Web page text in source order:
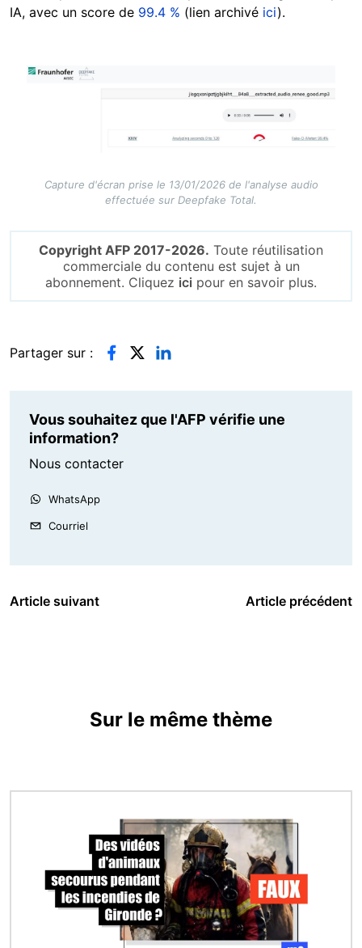
IA, avec un score de 99.4 % (lien archivé ici).
Image
Capture d'écran prise le 13/01/2026 de l'analyse audio
effectuée sur Deepfake Total.
Copyright AFP 2017-2026. Toute réutilisation
commerciale du contenu est sujet à un
abonnement. Cliquez ici pour en savoir plus.
Partager sur :
Vous souhaitez que l'AFP vérifie une
information?
Nous contacter
WhatsApp
Courriel
Article suivant Article précédent
Sur le même thème